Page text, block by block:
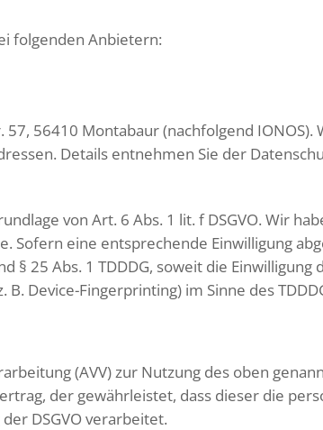
folgenden Anbietern:
57, 56410 Montabaur (nachfolgend
Details entnehmen Sie der
von Art. 6 Abs. 1 lit. f DSGVO. Wir
Sofern eine entsprechende Einwilligung
§ 25 Abs. 1 TDDDG, soweit die
Device-Fingerprinting) im Sinne des
(AVV) zur Nutzung des oben
der gewährleistet, dass dieser die
DSGVO verarbeitet.